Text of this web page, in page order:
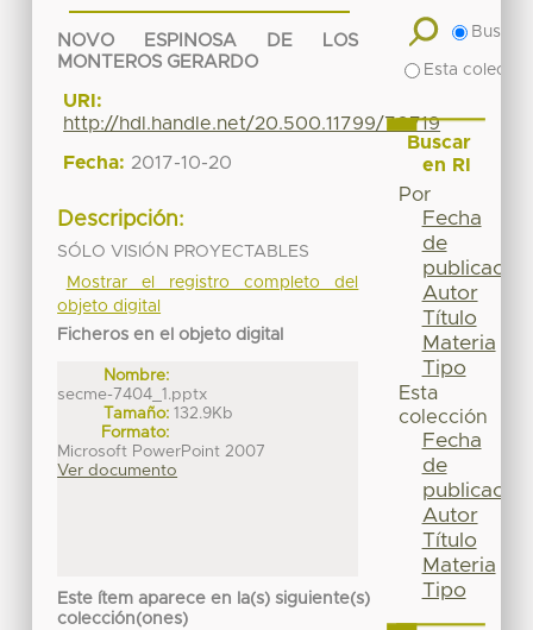
NOVO ESPINOSA DE LOS
MONTEROS GERARDO
URI:
http://hdl.handle.net/20.500.11799/70719
Fecha: 2017-10-20
Descripción:
SÓLO VISIÓN PROYECTABLES
Mostrar el registro completo del
objeto digital
Ficheros en el objeto digital
Nombre:
secme-7404_1.pptx
Tamaño: 132.9Kb
Formato:
Microsoft PowerPoint 2007
Ver documento
Este ítem aparece en la(s) siguiente(s)
colección(ones)
Buscar
Esta
Buscar
en RI
Por
Fecha
de
publicación
Autor
Título
Materia
Tipo
Esta
colección
Fecha
de
publicación
Autor
Título
Materia
Tipo